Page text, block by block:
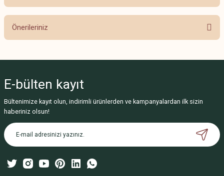
Bu ürüne ilk yorumu siz yapın!
Önerileriniz
Görüş ve önerileriniz için teşekkür ederiz.
Ürün resmi kalitesiz, bozuk veya görüntülenemiyor.
Ürün açıklamasında eksik bilgiler bulunuyor.
Ürün bilgilerinde hatalar bulunuyor.
Bu ürüne benzer farklı alternatifler olmalı.
E-bülten kayıt
Bültenimize kayıt olun, indirimli ürünlerden ve kampanyalardan ilk sizin
haberiniz olsun!